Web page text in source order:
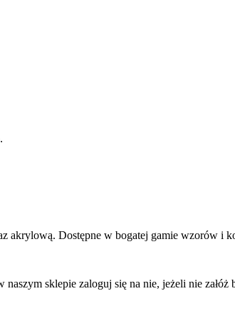
akrylową. Dostępne w bogatej gamie wzorów i
sklepie zaloguj się na nie, jeżeli nie załóż